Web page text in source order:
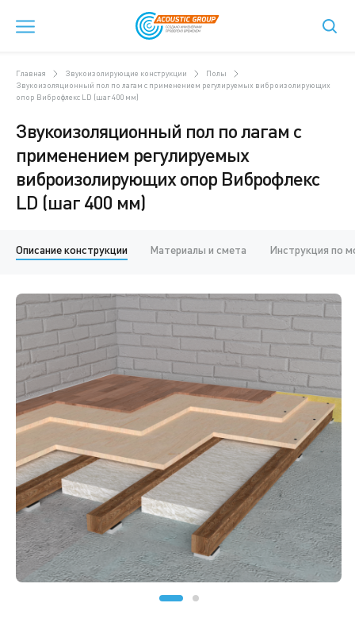
Главная Звукоизолирующие конструкции
Полы
Звукоизоляционный пол по лагам с применением регулируемых виброизолирующих
опор Виброфлекс LD (шаг 400 мм)
Звукоизоляционный пол по лагам с
применением регулируемых
виброизолирующих опор Виброфлекс
LD (шаг 400 мм)
Описание конструкции Материалы и смета Инструкция по